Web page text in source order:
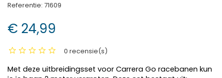
Referentie: 71609
€ 24,99
0 recensie(s)
Met deze uitbreidingsset voor Carrera Go racebanen kun